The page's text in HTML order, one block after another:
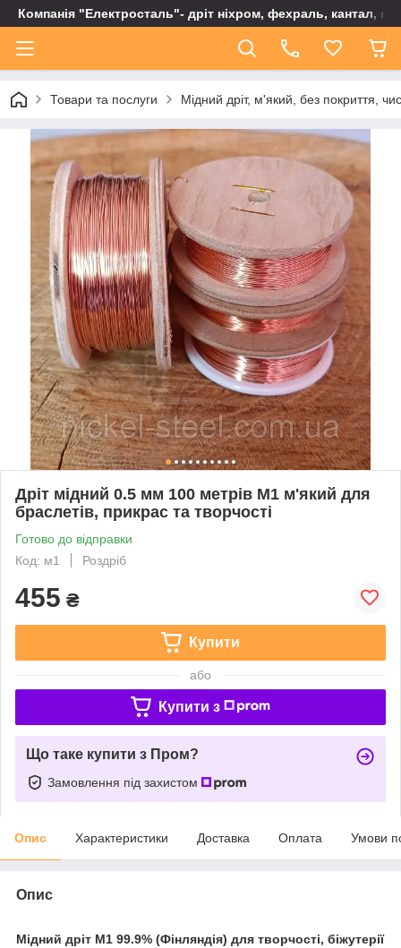
Компанія "Електросталь"- дріт ніхром, фехраль, кантал,
Товари та послуги Мідний дріт, м'який, без покриття,
Дріт мідний 0.5 мм 100 метрів М1 м'який для
браслетів, прикрас та творчості
Готово до відправки
Код: м1
Роздріб
455 ₴
Купити
або
Купити з
Що таке купити з Пром?
Замовлення під захистом
Опис Характеристики Доставка Оплата Умови
Опис
Мідний дріт М1 99.9% (Фінляндія) для творчості, біжутерії